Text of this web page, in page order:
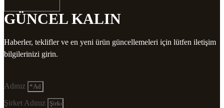
GÜNCEL KALIN
Haberler, teklifler ve en yeni ürün güncellemeleri için lütfen iletişim
bilgilerinizi girin.
Adınız
Şirket Adınız